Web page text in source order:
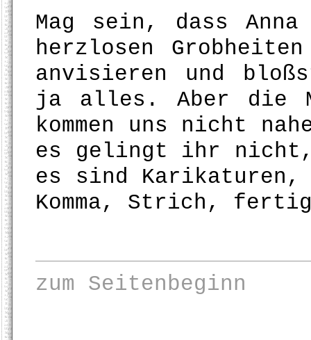
Mag sein, dass
herzlosen
anvisieren und
ja alles. Aber die
kommen uns nicht
es gelingt ihr nicht,
es sind
Komma, Strich,
zum Seitenbeginn